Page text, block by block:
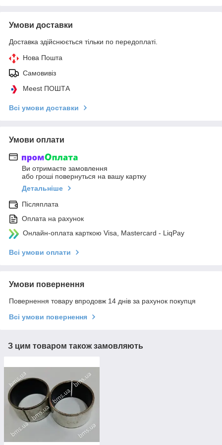
Умови доставки
Доставка здійснюється тільки по передоплаті.
Нова Пошта
Самовивіз
Meest ПОШТА
Всі умови доставки
Умови оплати
Ви отримаєте замовлення
або гроші повернуться на вашу картку
Детальніше
Післяплата
Оплата на рахунок
Онлайн-оплата карткою Visa, Mastercard - LiqPay
Всі умови оплати
Умови повернення
Повернення товару впродовж 14 днів за рахунок покупця
Всі умови повернення
З цим товаром також замовляють